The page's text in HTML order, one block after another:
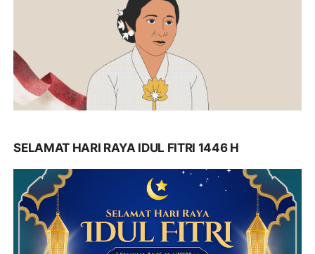
SELAMAT HARI RAYA IDUL FITRI 1446 H